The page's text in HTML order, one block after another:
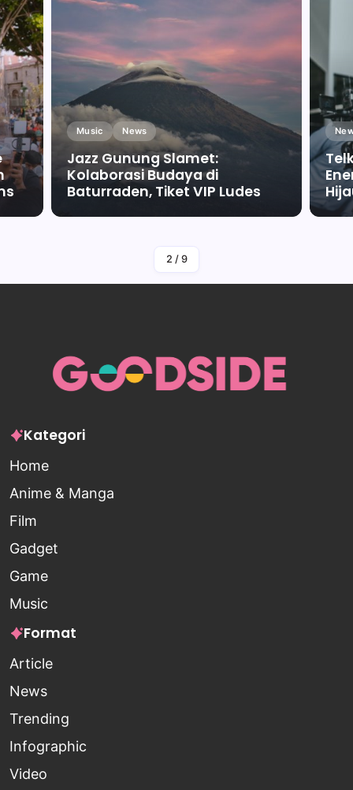
Music News
Jazz Gunung Slamet:
Kolaborasi Budaya di
Baturraden, Tiket VIP Ludes
By Falah Malaika Az Zahra
2 / 9
Kategori
Home
Anime & Manga
Film
Gadget
Game
Music
Format
Article
News
Trending
Infographic
Video